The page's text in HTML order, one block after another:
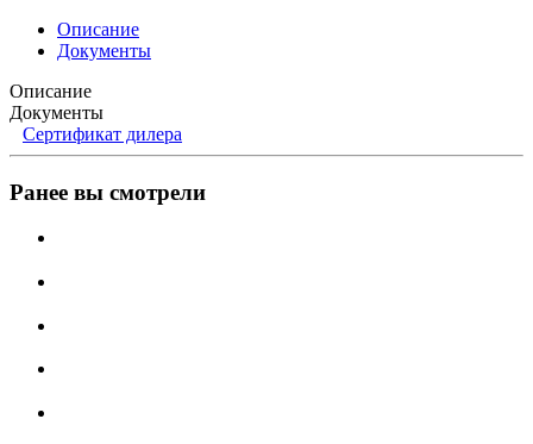
Описание
Документы
Описание
Документы
Сертификат дилера
Ранее вы смотрели